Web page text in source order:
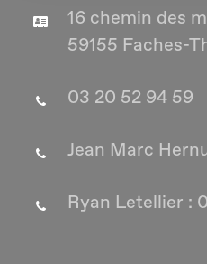
16 chemin des
59155 Faches-
03 20 52 94 59
Jean Marc
Ryan Letellier :